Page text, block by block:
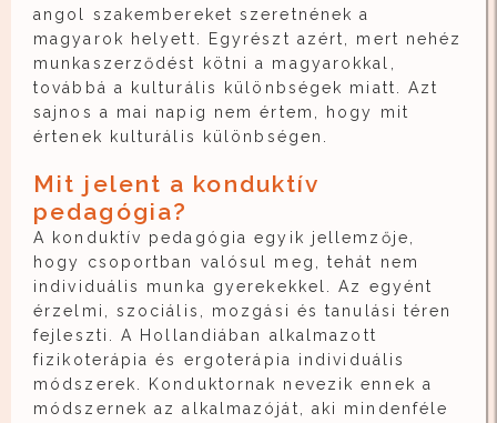
angol szakembereket szeretnének a
magyarok helyett. Egyrészt azért, mert nehéz
munkaszerződést kötni a magyarokkal,
továbbá a kulturális különbségek miatt. Azt
sajnos a mai napig nem értem, hogy mit
értenek kulturális különbségen.
Mit jelent a konduktív
pedagógia?
A konduktív pedagógia egyik jellemzője,
hogy csoportban valósul meg, tehát nem
individuális munka gyerekekkel. Az egyént
érzelmi, szociális, mozgási és tanulási téren
fejleszti. A Hollandiában alkalmazott
fizikoterápia és ergoterápia individuális
módszerek. Konduktornak nevezik ennek a
módszernek az alkalmazóját, aki mindenféle